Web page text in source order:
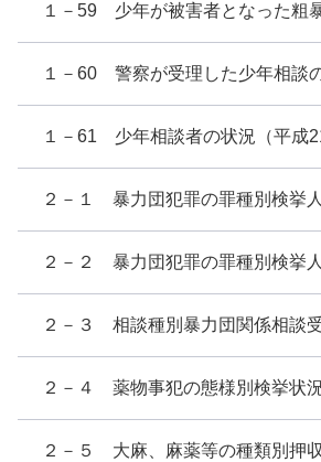
１－59 少年が被害者となった粗
１－60 警察が受理した少年相談
１－61 少年相談者の状況（平成
２－１ 暴力団犯罪の罪種別検挙
２－２ 暴力団犯罪の罪種別検挙
２－３ 相談種別暴力団関係相談
２－４ 薬物事犯の態様別検挙状況
２－５ 大麻、麻薬等の種類別押